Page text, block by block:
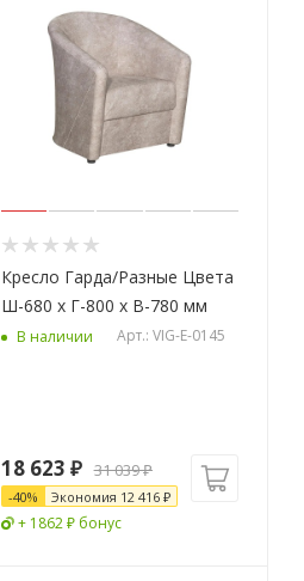
Кресло Гарда/Разные Цвета
Ш-680 х Г-800 х В-780 мм
В наличии Арт.: VIG-E-0145
18 623 ₽ 31 039₽
-40% Экономия 12 416₽
+ 1862 ₽ бонус